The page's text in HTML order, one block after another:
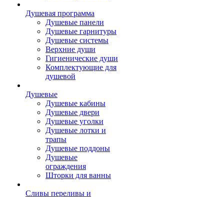
Душевая программа
Душевые панели
Душевые гарнитуры
Душевые системы
Верхние души
Гигиенические души
Комплектующие для
душевой
Душевые
Душевые кабины
Душевые двери
Душевые уголки
Душевые лотки и
трапы
Душевые поддоны
Душевые
ограждения
Шторки для ванны
Сливы переливы и